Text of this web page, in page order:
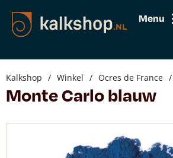
Menu
Kalkshop / Winkel / Ocres de France /
Monte Carlo blauw